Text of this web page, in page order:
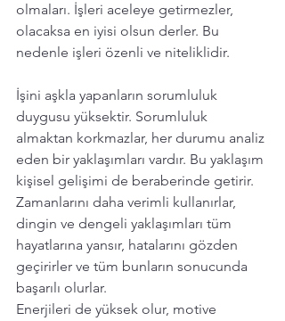
olmaları. İşleri aceleye getirmezler,
olacaksa en iyisi olsun derler. Bu
nedenle işleri özenli ve niteliklidir.
İşini aşkla yapanların sorumluluk
duygusu yüksektir. Sorumluluk
almaktan korkmazlar, her durumu analiz
eden bir yaklaşımları vardır. Bu yaklaşım
kişisel gelişimi de beraberinde getirir.
Zamanlarını daha verimli kullanırlar,
dingin ve dengeli yaklaşımları tüm
hayatlarına yansır, hatalarını gözden
geçirirler ve tüm bunların sonucunda
başarılı olurlar.
Enerjileri de yüksek olur, motive